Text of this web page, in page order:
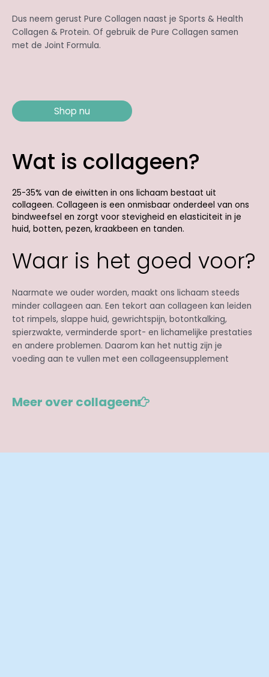
Dus neem gerust Pure Collagen naast je Sports & Health
Collagen & Protein. Of gebruik de Pure Collagen samen
met de Joint Formula.
Shop nu
Wat is collageen?
25-35% van de eiwitten in ons lichaam bestaat uit
collageen. Collageen is een onmisbaar onderdeel van ons
bindweefsel en zorgt voor stevigheid en elasticiteit in je
huid, botten, pezen, kraakbeen en tanden.
Waar is het goed voor?
Naarmate we ouder worden, maakt ons lichaam steeds
minder collageen aan. Een tekort aan collageen kan leiden
tot rimpels, slappe huid, gewrichtspijn, botontkalking,
spierzwakte, verminderde sport- en lichamelijke prestaties
en andere problemen. Daarom kan het nuttig zijn je
voeding aan te vullen met een collageensupplement
Meer over collageen